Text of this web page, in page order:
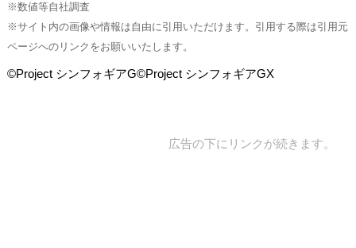
※数値等自社調査
※サイト内の画像や情報は自由に引用いただけます。引用する際は引用元
ページへのリンクをお願いいたします。
©Project シンフォギアG©Project シンフォギアGX
広告の下にリンクが続きます。